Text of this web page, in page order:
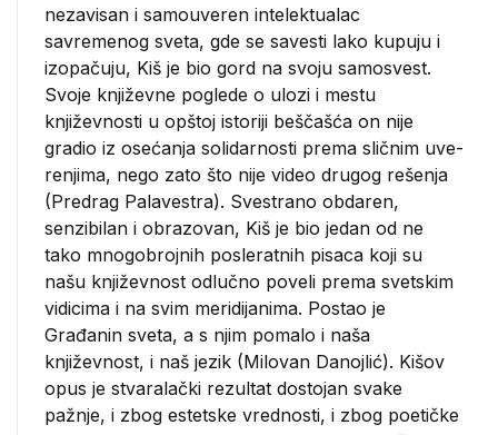
nezavisan i samouveren intelektu­alac
savremenog sveta, gde se savesti lako kupuju i
izopačuju, Kiš je bio gord na svoju samosvest.
Svoje književne poglede o ulozi i mestu
književnosti u opštoj istoriji beščašća on nije
gradio iz osećanja solidarnosti prema sličnim uve­
renjima, nego zato što nije video drugog rešenja
(Predrag Palavestra). Svestrano obdaren,
senzibilan i obrazovan, Kiš je bio jedan od ne
tako mnogobrojnih posleratnih pi­saca koji su
našu književnost odlučno poveli prema svet­skim
vidicima i na svim meridijanima. Postao je
Građanin sveta, a s njim pomalo i naša
književnost, i naš jezik (Mi­lovan Danojlić). Kišov
opus je stvaralački rezultat dosto­jan svake
pažnje, i zbog estetske vrednosti, i zbog poetičke